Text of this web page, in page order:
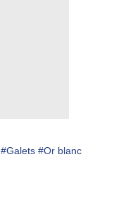
#Galets #Or blanc